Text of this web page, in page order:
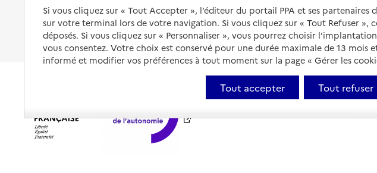
À qui s’adresser ?
Les politiques du grand âge
Fin de vie à domicile
Si vous cliquez sur « Tout Accepter », l’éditeur du portail PPA et ses partenaires
sur votre terminal lors de votre navigation. Si vous cliquez sur « Tout Refuser »,
déposés. Si vous cliquez sur « Personnaliser », vous pourrez choisir
vous consentez. Votre choix est conservé pour une durée maximale de 13 mois
informé et modifier vos préférences à tout moment sur la page « Gérer les
Tout accepter Tout refuser